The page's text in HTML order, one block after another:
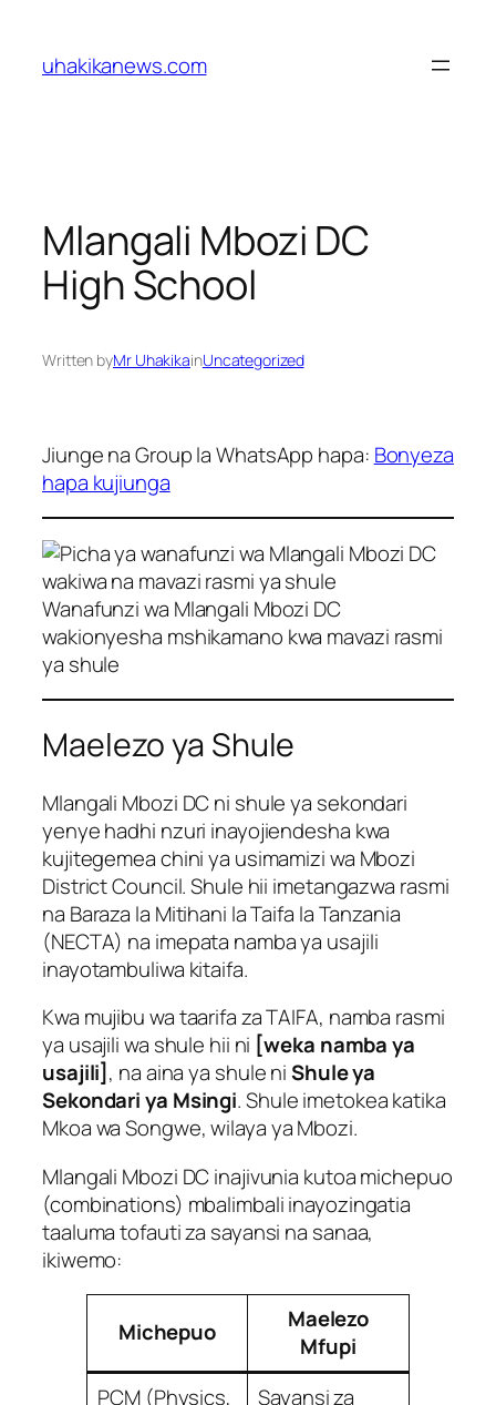
content
uhakikanews.com
Mlangali Mbozi DC
High School
Written byMr UhakikainUncategorized
Jiunge na Group la WhatsApp hapa: Bonyeza
hapa kujiunga
Wanafunzi wa Mlangali Mbozi DC
wakionyesha mshikamano kwa mavazi rasmi
ya shule
Maelezo ya Shule
Mlangali Mbozi DC ni shule ya sekondari
yenye hadhi nzuri inayojiendesha kwa
kujitegemea chini ya usimamizi wa Mbozi
District Council. Shule hii imetangazwa rasmi
na Baraza la Mitihani la Taifa la Tanzania
(NECTA) na imepata namba ya usajili
inayotambuliwa kitaifa.
Kwa mujibu wa taarifa za TAIFA, namba rasmi
ya usajili wa shule hii ni [weka namba ya
usajili], na aina ya shule niShule ya
Sekondari ya Msingi. Shule imetokea katika
Mkoa wa Songwe, wilaya ya Mbozi.
Mlangali Mbozi DC inajivunia kutoa michepuo
(combinations) mbalimbali inayozingatia
taaluma tofauti za sayansi na sanaa,
ikiwemo:
Michepuo
Maelezo
Mfupi
PCM (Physics,
Sayansi za